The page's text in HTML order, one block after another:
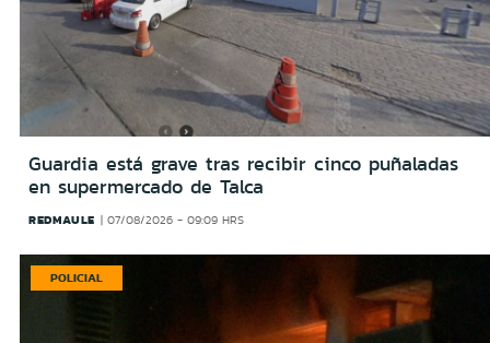
Guardia está grave tras recibir cinco puñaladas
en supermercado de Talca
REDMAULE 07/08/2026 - 09:09 HRS
POLICIAL